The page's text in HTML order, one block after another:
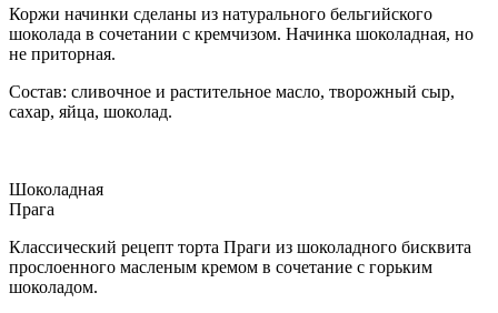
Коржи начинки сделаны из натурального бельгийского
шоколада в сочетании с кремчизом. Начинка шоколадная, но
не приторная.
Состав: сливочное и растительное масло, творожный сыр,
сахар, яйца, шоколад.
Шоколадная
Прага
Классический рецепт торта Праги из шоколадного бисквита
прослоенного масленым кремом в сочетание с горьким
шоколадом.